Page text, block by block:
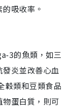
吸收率。
3的魚類，如三
炎並改善心血
穀類和豆類食品
蛋白質，則可